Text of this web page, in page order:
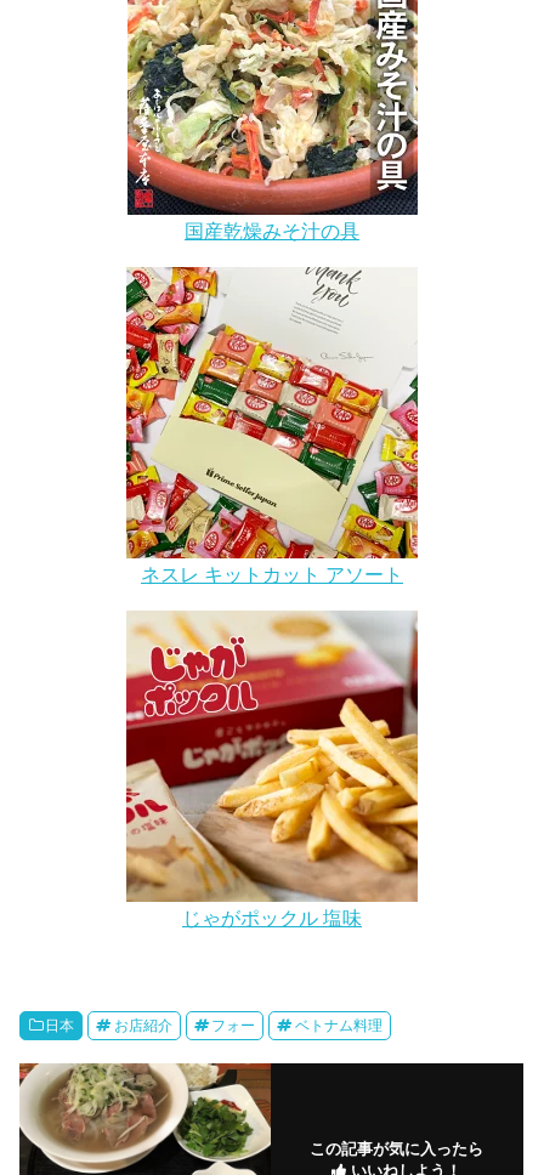
国産乾燥みそ汁の具
ネスレ キットカット アソート
じゃがポックル 塩味
日本 お店紹介 フォー ベトナム料理
この記事が気に入ったら
いいねしよう！